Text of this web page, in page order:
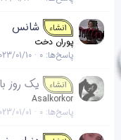
انشاء شانس
پوران دخت
پاسخ‌ها 0
01/10
انشاء یک روز
Asalkorkor
پاسخ‌ها 0
01/01